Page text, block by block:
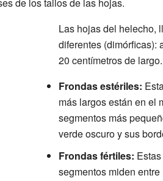
Las hojas del helecho,
diferentes (dimórficas):
20 centímetros de largo.
Frondas estériles:
más largos están en el
segmentos más
verde oscuro y sus
Frondas fértiles:
segmentos miden